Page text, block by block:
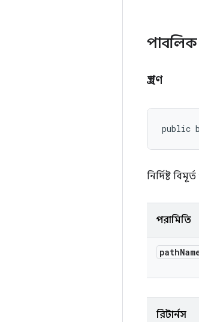
পাবলিক
গ্রহণ
public
নির্দিষ্ট
পরামিতি
path
রিটার্নস